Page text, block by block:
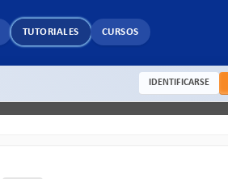
TUTORIALES CURSOS
IDENTIFICARSE